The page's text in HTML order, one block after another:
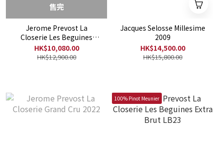
售完
Jerome Prevost La
Closerie Les Beguines
Extra Brut LB22 - 6支裝優
惠
HK$10,080.00
HK$12,900.00
Jacques Selosse Millesime
2009
HK$14,500.00
HK$15,800.00
100% Pinot Meunier